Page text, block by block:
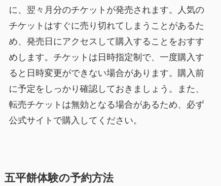
に、翌々月分のチケットが発売されます。人気の
チケットはすぐに売り切れてしまうことがあるた
め、発売日にアクセスして購入することをおすす
めします。チケットは日時指定制で、一度購入す
ると日時変更ができない場合があります。購入前
に予定をしっかり確認しておきましょう。また、
転売チケットは無効となる場合があるため、必ず
公式サイトで購入してください。
五平餅体験の予約方法